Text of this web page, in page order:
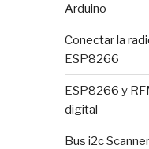
Arduino
Conectar la
ESP8266
ESP8266 y
digital
Bus i2c Scanner